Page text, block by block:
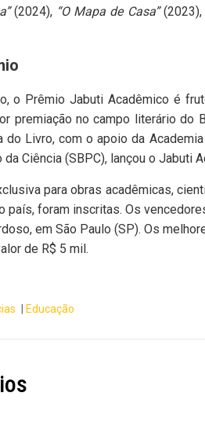
(2024), “O Mapa de Casa”(2023),
o Prêmio Jabuti Acadêmico é
premiação no campo literário do
do Livro, com o apoio da
Ciência (SBPC), lançou o Jabuti
para obras acadêmicas,
país, foram inscritas. Os
em São Paulo (SP). Os
de R$ 5 mil.
Educação